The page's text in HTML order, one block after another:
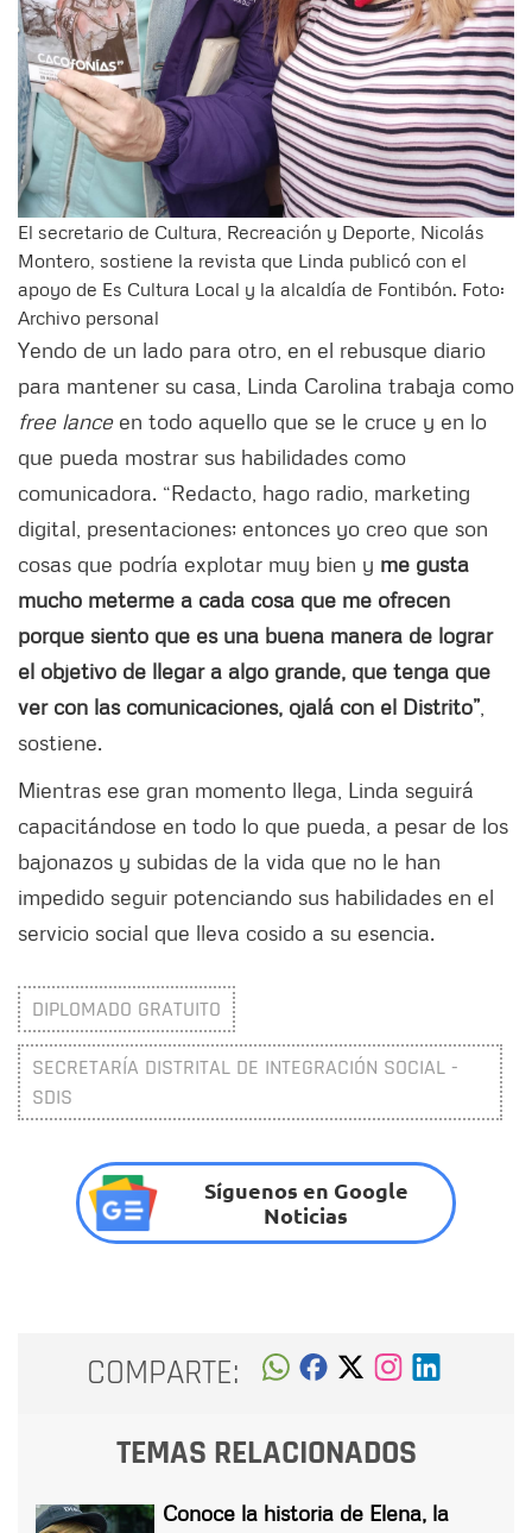
El secretario de Cultura, Recreación y Deporte, Nicolás
Montero, sostiene la revista que Linda publicó con el
apoyo de Es Cultura Local y la alcaldía de Fontibón. Foto:
Archivo personal
Yendo de un lado para otro, en el rebusque diario
para mantener su casa, Linda Carolina trabaja como
free lanceen todo aquello que se le cruce y en lo
que pueda mostrar sus habilidades como
comunicadora. “Redacto, hago radio, marketing
digital, presentaciones; entonces yo creo que son
cosas que podría explotar muy bien y me gusta
mucho meterme a cada cosa que me ofrecen
porque siento que es una buena manera de lograr
el objetivo de llegar a algo grande, que tenga que
ver con las comunicaciones, ojalá con el Distrito”
sostiene.
Mientras ese gran momento llega, Linda seguirá
capacitándose en todo lo que pueda, a pesar de los
bajonazos y subidas de la vida que no le han
impedido seguir potenciando sus habilidades en el
servicio social que lleva cosido a su esencia.
DIPLOMADO GRATUITO
SECRETARÍA DISTRITAL DE INTEGRACIÓN SOCIAL -
SDIS
Síguenos en Google
Noticias
COMPARTE:
TEMAS RELACIONADOS
Conoce la historia de Elena, la